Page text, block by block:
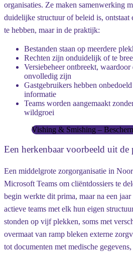
organisaties. Ze maken samenwerking
duidelijke structuur of beleid is, ontstaat
te hebben, maar in de praktijk:
Bestanden staan op meerdere
Rechten zijn onduidelijk of te
Versiebeheer ontbreekt,
onvolledig zijn
Gastgebruikers hebben
informatie
Teams worden aangemaakt
wildgroei
Vishing & Smishing –
Een herkenbaar voorbeeld uit de
Een middelgrote zorgorganisatie in
Microsoft Teams om cliëntdossiers te
begin werkte dit prima, maar na een
actieve teams met elk hun eigen
stonden op vijf plekken, soms met
overmaat van ramp bleken externe
tot documenten met medische